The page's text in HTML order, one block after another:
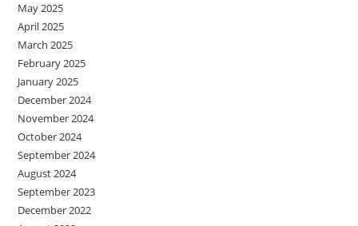
May 2025
April 2025
March 2025
February 2025
January 2025
December 2024
November 2024
October 2024
September 2024
August 2024
September 2023
December 2022